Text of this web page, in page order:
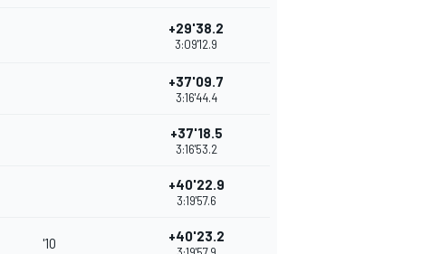
+29'38.2
3:09'12.9
+37'09.7
3:16'44.4
+37'18.5
3:16'53.2
+40'22.9
3:19'57.6
'10 +40'23.2